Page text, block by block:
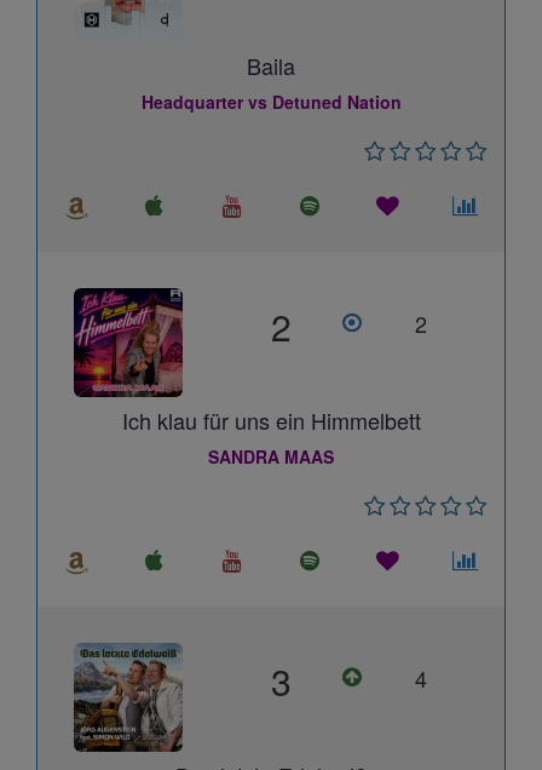
Baila
Headquarter vs Detuned Nation
2 2
Ich klau für uns ein Himmelbett
SANDRA MAAS
3 4